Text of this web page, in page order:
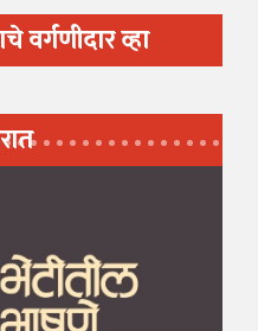
वर्गणीदार व्हा